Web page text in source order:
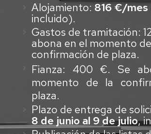
Alojamiento: 816 €/mes
incluido).
Gastos de tramitación:
abona en el momento
confirmación de plaza.
Fianza: 400 €. Se
momento de la
plaza.
Plazo de entrega de
8 de junio al 9 de julio,